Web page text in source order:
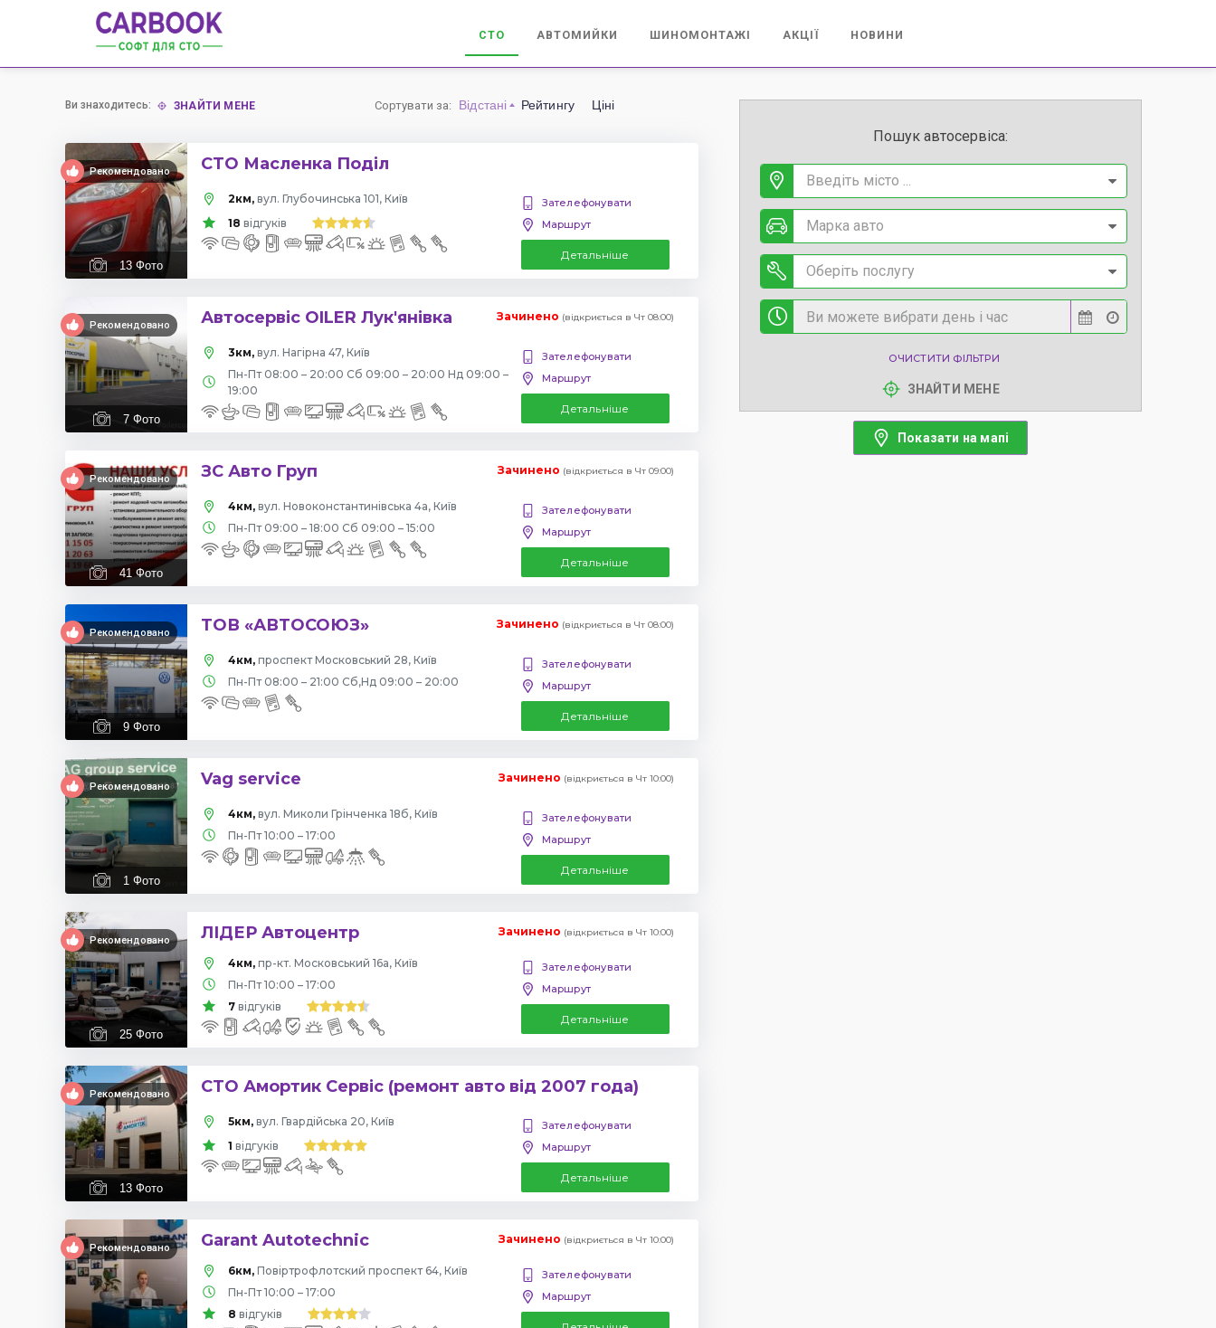
СТО АВТОМИЙКИ ШИНОМОНТАЖІ АКЦІЇ НОВИНИ
Ви знаходитесь: ЗНАЙТИ МЕНЕ Сортувати за: Відстані Рейтингу Ціні
Рекомендовано
13 Фото
СТО Масленка Поділ
2км, вул. Глубочинська 101, Київ
18 відгуків
Зателефонувати
Маршрут
Детальніше
Рекомендовано
7 Фото
Автосервіс OILER Лук'янівка Зачинено (відкриється в Чт 08:00)
3км, вул. Нагірна 47, Київ
Пн-Пт 08:00 – 20:00 Сб 09:00 – 20:00 Нд 09:00 –
19:00
Зателефонувати
Маршрут
Детальніше
Рекомендовано
41 Фото
ЗС Авто Груп Зачинено (відкриється в Чт 09:00)
4км, вул. Новоконстантинівська 4а, Київ
Пн-Пт 09:00 – 18:00 Сб 09:00 – 15:00
Зателефонувати
Маршрут
Детальніше
Рекомендовано
9 Фото
ТОВ «АВТОСОЮЗ» Зачинено (відкриється в Чт 08:00)
4км, проспект Московський 28, Київ
Пн-Пт 08:00 – 21:00 Сб,Нд 09:00 – 20:00
Зателефонувати
Маршрут
Детальніше
Рекомендовано
1 Фото
Vag service Зачинено (відкриється в Чт 10:00)
4км, вул. Миколи Грінченка 18б, Київ
Пн-Пт 10:00 – 17:00
Зателефонувати
Маршрут
Детальніше
Рекомендовано
25 Фото
ЛІДЕР Автоцентр Зачинено (відкриється в Чт 10:00)
4км, пр-кт. Московський 16а, Київ
Пн-Пт 10:00 – 17:00
7 відгуків
Зателефонувати
Маршрут
Детальніше
Рекомендовано
13 Фото
СТО Амортик Сервіс (ремонт авто від 2007 года)
5км, вул. Гвардійська 20, Київ
1 відгуків
Зателефонувати
Маршрут
Детальніше
Рекомендовано Garant Autotechnic Зачинено (відкриється в Чт 10:00)
6км,
Повіртрофлотский проспект 64, Київ
Пн-Пт 10:00 – 17:00
8 відгуків
Зателефонувати
Маршрут
Пошук автосервіса:
Введіть місто ...
Марка авто
Оберіть послугу
ОЧИСТИТИ ФІЛЬТРИ
ЗНАЙТИ МЕНЕ
Показати на мапі